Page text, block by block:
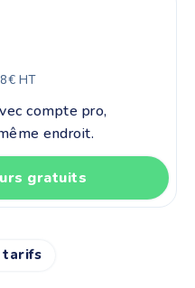
HT
compte pro,
endroit.
gratuits
tarifs